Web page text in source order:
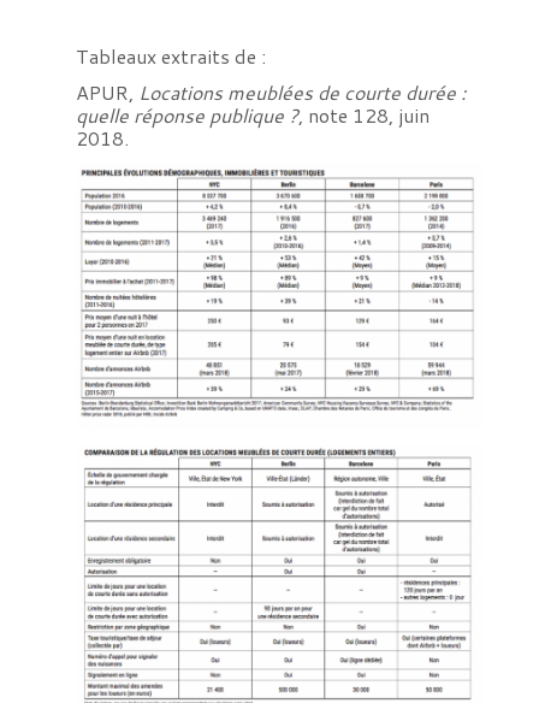
Tableaux extraits de :
APUR, Locations meublées de courte durée :
quelle réponse publique ?, note 128, juin
2018.